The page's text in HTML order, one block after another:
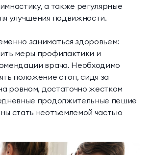
а также регулярные
улучшения подвижности.
заниматься здоровьем:
меры профилактики и
врача. Необходимо
положение стоп, сидя за
ровном, достаточно жестком
продолжительные пешие
стать неотъемлемой частью